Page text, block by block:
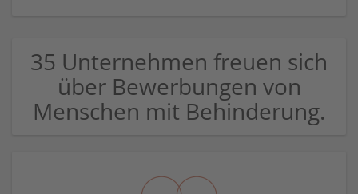
35 Unternehmen freuen sich
über Bewerbungen von
Menschen mit Behinderung.